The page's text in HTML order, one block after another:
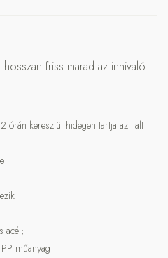
friss marad az innivaló.
órán keresztül hidegen tartja az italt
acél;
műanyag